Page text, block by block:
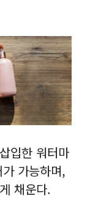
입한 워터마
가능하며,
채운다.